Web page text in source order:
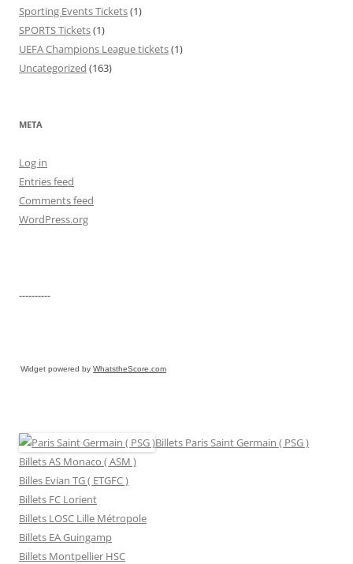
Sporting Events Tickets(1)
SPORTS Tickets(1)
UEFA Champions League tickets(1)
Uncategorized (163)
META
Log in
Entries feed
Comments feed
WordPress.org
----------
Widget powered by WhatstheScore.com
Billets Paris Saint Germain ( PSG )
Billets AS Monaco ( ASM )
Billes Evian TG ( ETGFC )
Billets FC Lorient
Billets LOSC Lille Métropole
Billets EA Guingamp
Billets Montpellier HSC